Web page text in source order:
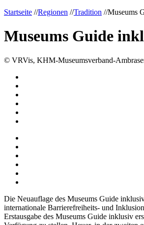
Startseite //Regionen //Tradition //Museums
Museums Guide
© VRVis, KHM-Museumsverband-
Die Neuauflage des Museums Guide
internationale Barrierefreiheits- und
Erstausgabe des Museums Guide inklusiv